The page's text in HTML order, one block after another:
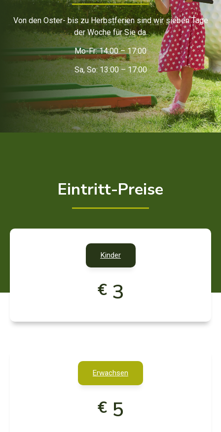
Von den Oster- bis zu Herbstferien sind wir sieben Tage
der Woche für Sie da.
Mo-Fr: 14:00 – 17:00
Sa, So: 13:00 – 17:00
Eintritt-Preise
Kinder
€ 3
Erwachsen
€ 5